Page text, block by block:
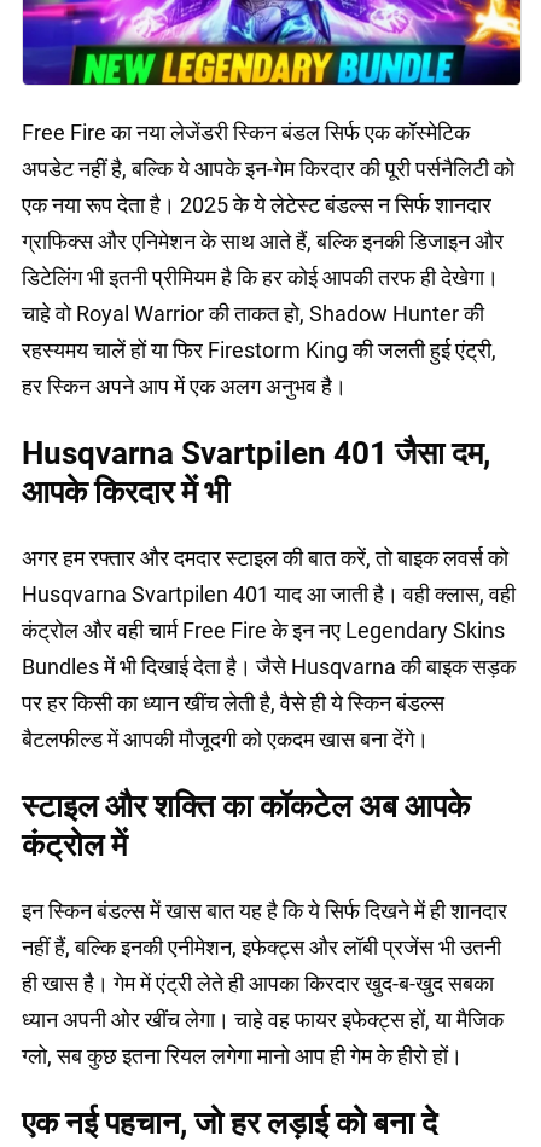
Free Fire का नया लेजेंडरी स्किन बंडल सिर्फ एक कॉस्मेटिक
अपडेट नहीं है, बल्कि ये आपके इन-गेम किरदार की पूरी पर्सनैलिटी को
एक नया रूप देता है। 2025 के ये लेटेस्ट बंडल्स न सिर्फ शानदार
ग्राफिक्स और एनिमेशन के साथ आते हैं, बल्कि इनकी डिजाइन और
डिटेलिंग भी इतनी प्रीमियम है कि हर कोई आपकी तरफ ही देखेगा।
चाहे वो Royal Warrior की ताकत हो, Shadow Hunter की
रहस्यमय चालें हों या फिर Firestorm King की जलती हुई एंट्री,
हर स्किन अपने आप में एक अलग अनुभव है।
Husqvarna Svartpilen 401 जैसा दम,
आपके किरदार में भी
अगर हम रफ्तार और दमदार स्टाइल की बात करें, तो बाइक लवर्स को
Husqvarna Svartpilen 401 याद आ जाती है। वही क्लास, वही
कंट्रोल और वही चार्म Free Fire के इन नए Legendary Skins
Bundles में भी दिखाई देता है। जैसे Husqvarna की बाइक सड़क
पर हर किसी का ध्यान खींच लेती है, वैसे ही ये स्किन बंडल्स
बैटलफील्ड में आपकी मौजूदगी को एकदम खास बना देंगे।
स्टाइल और शक्ति का कॉकटेल अब आपके
कंट्रोल में
इन स्किन बंडल्स में खास बात यह है कि ये सिर्फ दिखने में ही शानदार
नहीं हैं, बल्कि इनकी एनीमेशन, इफेक्ट्स और लॉबी प्रजेंस भी उतनी
ही खास है। गेम में एंट्री लेते ही आपका किरदार खुद-ब-खुद सबका
ध्यान अपनी ओर खींच लेगा। चाहे वह फायर इफेक्ट्स हों, या मैजिक
ग्लो, सब कुछ इतना रियल लगेगा मानो आप ही गेम के हीरो हों।
एक नई पहचान, जो हर लड़ाई को बना दे